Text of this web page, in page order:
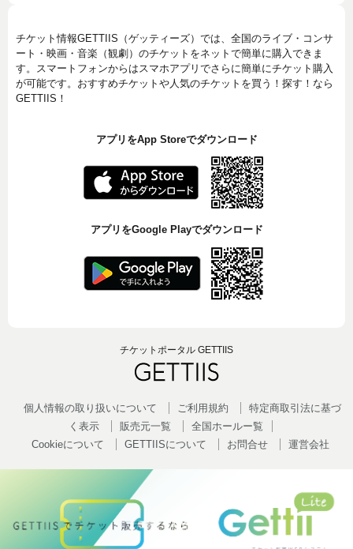
チケット情報GETTIIS（ゲッティーズ）では、全国のライブ・コンサ
ート・映画・音楽（観劇）のチケットをネットで簡単に購入できま
す。スマートフォンからはスマホアプリでさらに簡単にチケット購入
が可能です。おすすめチケットや人気のチケットを買う！探す！なら
GETTIIS！
アプリをApp Storeでダウンロード
アプリをGoogle Playでダウンロード
チケットポータル GETTIIS
個人情報の取り扱いについて ご利用規約
特定商取引法に基づ
く表示
販売元一覧
全国ホールー覧
Cookieについて
GETTIISについて お問合せ 運営会社